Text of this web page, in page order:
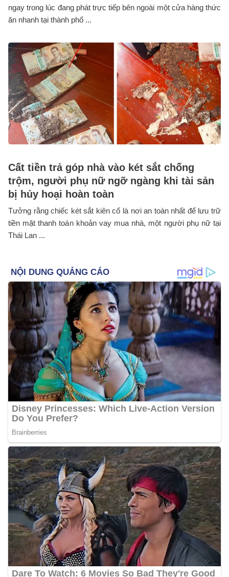
ngay trong lúc đang phát trực tiếp bên ngoài một cửa hàng thức
ăn nhanh tại thành phố ...
Cất tiền trả góp nhà vào két sắt chống
trộm, người phụ nữ ngỡ ngàng khi tài sản
bị hủy hoại hoàn toàn
Tưởng rằng chiếc két sắt kiên cố là nơi an toàn nhất để lưu trữ
tiền mặt thanh toán khoản vay mua nhà, một người phụ nữ tại
Thái Lan ...